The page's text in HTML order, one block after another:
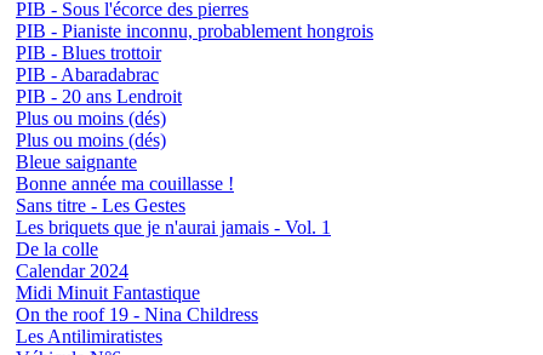
PIB - Sous l'écorce des pierres
PIB - Pianiste inconnu, probablement hongrois
PIB - Blues trottoir
PIB - Abaradabrac
PIB - 20 ans Lendroit
Plus ou moins (dés)
Plus ou moins (dés)
Bleue saignante
Bonne année ma couillasse !
Sans titre - Les Gestes
Les briquets que je n'aurai jamais - Vol. 1
De la colle
Calendar 2024
Midi Minuit Fantastique
On the roof 19 - Nina Childress
Les Antilimiratistes